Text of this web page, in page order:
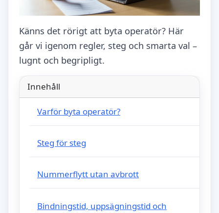
Känns det rörigt att byta operatör? Här
går vi igenom regler, steg och smarta val –
lugnt och begripligt.
Innehåll
Varför byta operatör?
Steg för steg
Nummerflytt utan avbrott
Bindningstid, uppsägningstid och